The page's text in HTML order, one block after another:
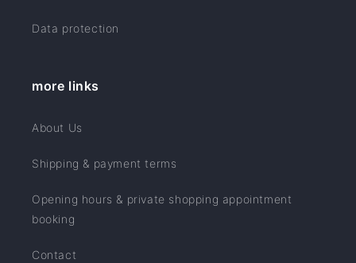
Data protection
more links
About Us
Shipping & payment terms
Opening hours & private shopping appointment
booking
Contact